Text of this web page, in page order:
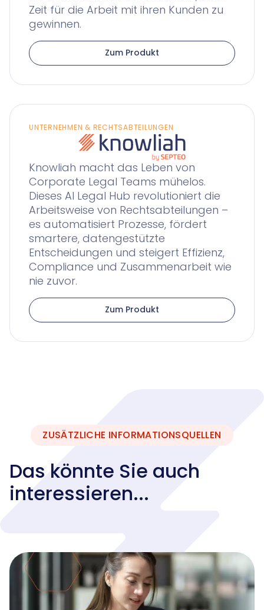
Zeit für die Arbeit mit ihren Kunden zu
gewinnen.
Zum Produkt
UNTERNEHMEN & RECHTSABTEILUNGEN
Knowliah macht das Leben von
Corporate Legal Teams mühelos.
Dieses AI Legal Hub revolutioniert die
Arbeitsweise von Rechtsabteilungen –
es automatisiert Prozesse, fördert
smartere, datengestützte
Entscheidungen und steigert Effizienz,
Compliance und Zusammenarbeit wie
nie zuvor.
Zum Produkt
ZUSÄTZLICHE INFORMATIONSQUELLEN
Das könnte Sie auch
interessieren...